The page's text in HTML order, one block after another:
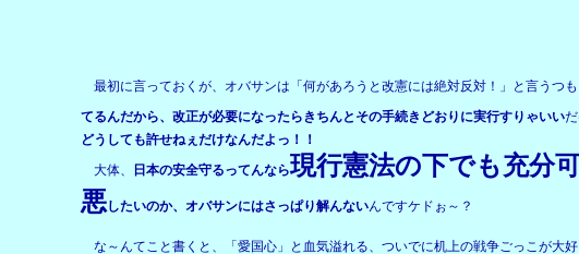
最初に言っておくが、オバサンは「何があろうと改憲には絶対反対！」と言うつ
てるんだから、改正が必要になったらきちんとその手続きどおりに実行すりゃいい
どうしても許せねぇだけなんだよっ！！
大体、
日本の安全守るってんなら現行憲法の下でも充分
悪したいのか、オバサンにはさっぱり解んないんですケドぉ～？
な～んてこと書くと、「愛国心」と血気溢れる、ついでに机上の戦争ごっこが大